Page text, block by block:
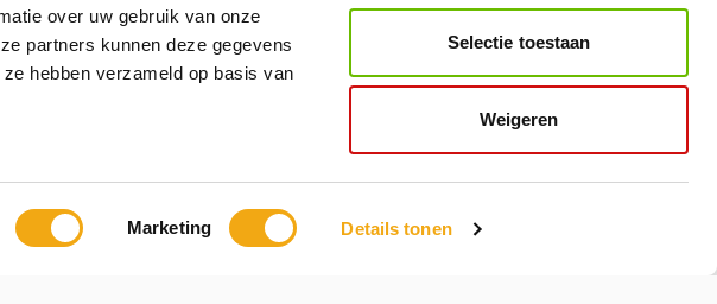
over uw gebruik van onze
partners kunnen deze gegevens
hebben verzameld op basis van
Marketing Details tonen
Selectie toestaan
Weigeren